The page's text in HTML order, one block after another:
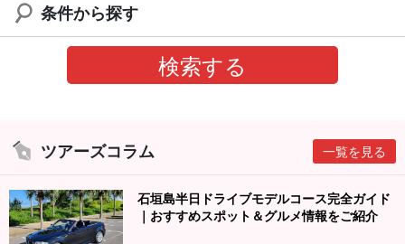
条件から探す
ツアーズコラム 一覧を見る
石垣島半日ドライブモデルコース完全ガイド
｜おすすめスポット＆グルメ情報をご紹介